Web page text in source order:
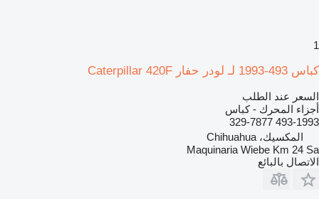
1
كباس 493-1993 لـ لودر حفار Caterpillar 420F
السعر عند الطلب
أجزاء المحرك - كباس
493-1993 329-7877
المكسيك، Chihuahua
Maquinaria Wiebe Km 24 Sa
الاتصال بالبائع